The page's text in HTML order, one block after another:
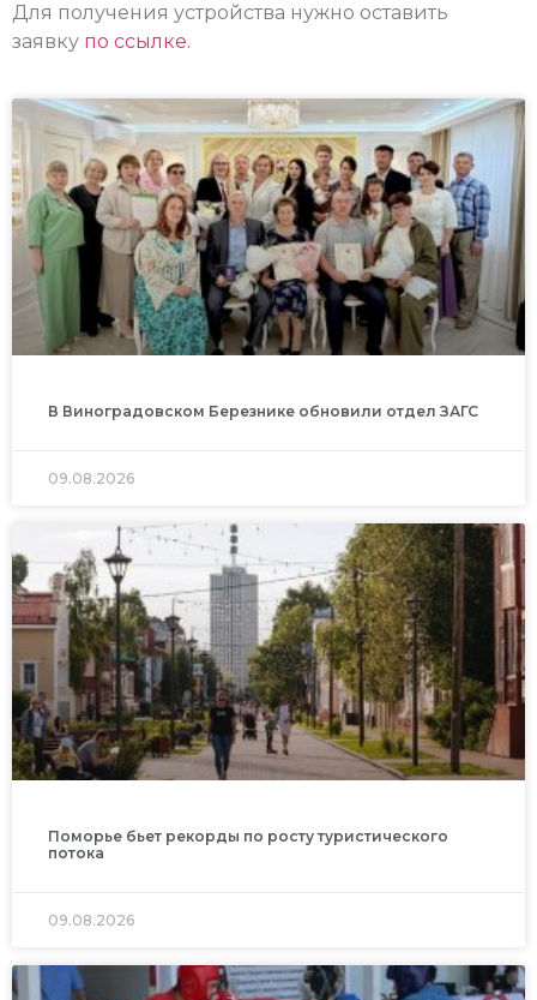
Для получения устройства нужно оставить
заявку по ссылке.
В Виноградовском Березнике обновили отдел ЗАГС
09.08.2026
Поморье бьет рекорды по росту туристического
потока
09.08.2026